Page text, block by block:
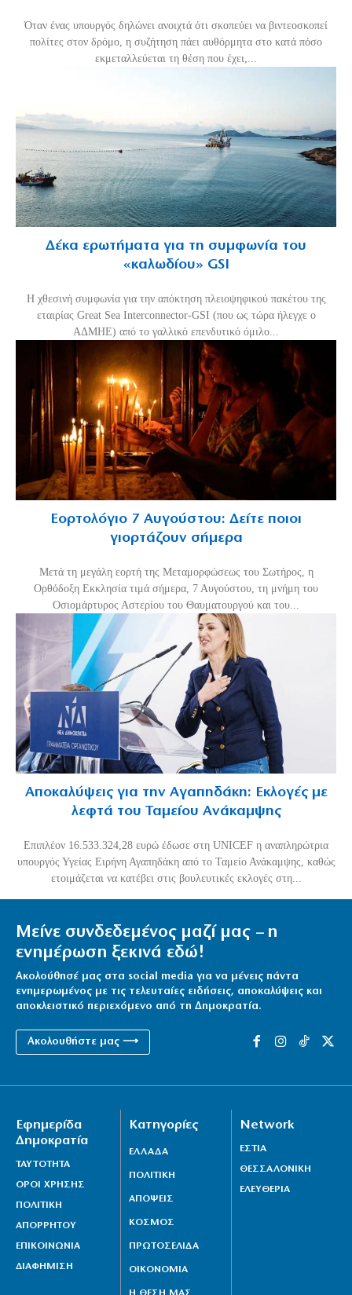
Όταν ένας υπουργός δηλώνει ανοιχτά ότι σκοπεύει να βιντεοσκοπεί
πολίτες στον δρόμο, η συζήτηση πάει αυθόρμητα στο κατά πόσο
εκμεταλλεύεται τη θέση που έχει,...
Δέκα ερωτήματα για τη συμφωνία του
«καλωδίου» GSI
Η χθεσινή συμφωνία για την απόκτηση πλειοψηφικού πακέτου της
εταιρίας Great Sea Interconnector-GSI (που ως τώρα ήλεγχε ο
ΑΔΜΗΕ) από το γαλλικό επενδυτικό όμιλο...
Εορτολόγιο 7 Αυγούστου: Δείτε ποιοι
γιορτάζουν σήμερα
Μετά τη μεγάλη εορτή της Μεταμορφώσεως του Σωτήρος, η
Ορθόδοξη Εκκλησία τιμά σήμερα, 7 Αυγούστου, τη μνήμη του
Οσιομάρτυρος Αστερίου του Θαυματουργού και του...
Αποκαλύψεις για την Αγαπηδάκη: Εκλογές με
λεφτά του Ταμείου Ανάκαμψης
Επιπλέον 16.533.324,28 ευρώ έδωσε στη UNICEF η αναπληρώτρια
υπουργός Υγείας Ειρήνη Αγαπηδάκη από το Ταμείο Ανάκαμψης, καθώς
ετοιμάζεται να κατέβει στις βουλευτικές εκλογές στη...
Μείνε συνδεδεμένος μαζί μας – η
ενημέρωση ξεκινά εδώ!
Ακολούθησέ μας στα social media για να μένεις πάντα
ενημερωμένος με τις τελευταίες ειδήσεις, αποκαλύψεις και
αποκλειστικό περιεχόμενο από τη Δημοκρατία.
Ακολουθήστε μας ⟶
Εφημερίδα
Δημοκρατία
ΤΑΥΤΟΤΗΤΑ
ΟΡΟΙ ΧΡΗΣΗΣ
ΠΟΛΙΤΙΚΗ
ΑΠΟΡΡΗΤΟΥ
ΕΠΙΚΟΙΝΩΝΙΑ
ΔΙΑΦΗΜΙΣΗ
Κατηγορίες
ΕΛΛΑΔΑ
ΠΟΛΙΤΙΚΗ
ΑΠΟΨΕΙΣ
ΚΟΣΜΟΣ
ΠΡΩΤΟΣΕΛΙΔΑ
ΟΙΚΟΝΟΜΙΑ
Network
ΕΣΤΙΑ
ΘΕΣΣΑΛΟΝΙΚΗ
ΕΛΕΥΘΕΡΙΑ